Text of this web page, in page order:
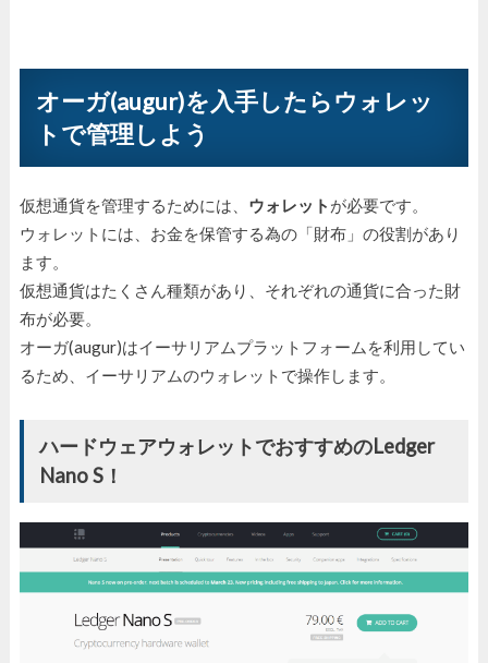
オーガ(augur)を入手したらウォレッ
トで管理しよう
仮想通貨を管理するためには、 ウォレット が必要です。
ウォレットには、お金を保管する為の「財布」の役割があり
ます。
仮想通貨はたくさん種類があり、それぞれの通貨に合った財
布が必要。
オーガ(augur)はイーサリアムプラットフォームを利用してい
るため、イーサリアムのウォレットで操作します。
ハードウェアウォレットでおすすめのLedger
Nano S！